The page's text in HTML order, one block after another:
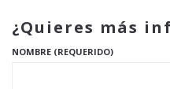
¿Quieres más
NOMBRE (REQUERIDO)